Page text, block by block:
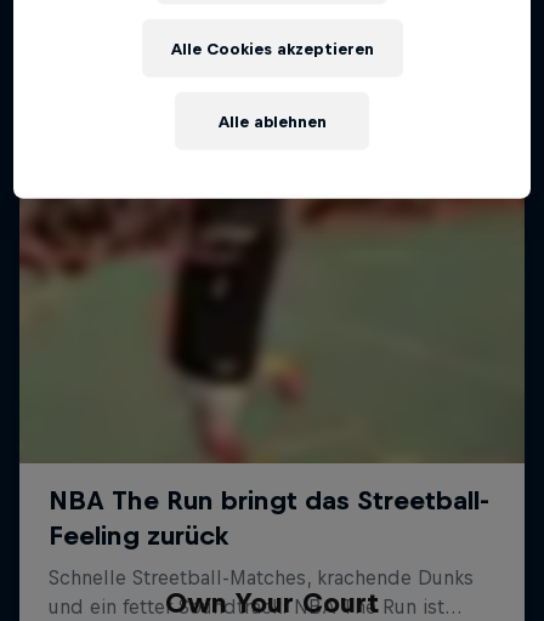
Own Your Court
Alle ablehnen
Alle Cookies akzeptieren